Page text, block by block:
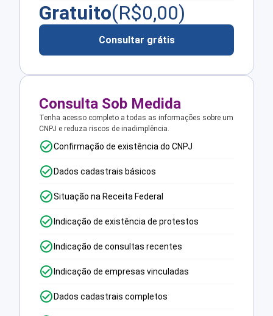
Gratuito(R$0,00)
Consultar grátis
Consulta Sob Medida
Tenha acesso completo a todas as informações sobre um
CNPJ e reduza riscos de inadimplência.
Confirmação de existência do CNPJ
Dados cadastrais básicos
Situação na Receita Federal
Indicação de existência de protestos
Indicação de consultas recentes
Indicação de empresas vinculadas
Dados cadastrais completos